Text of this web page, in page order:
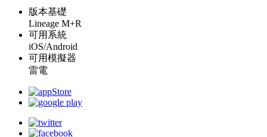
版本基礎
Lineage M+R
可用系統
iOS/Android
可用模擬器
雷電